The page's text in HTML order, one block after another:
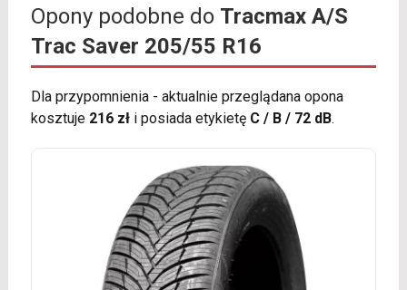
Opony podobne do Tracmax A/S
Trac Saver 205/55 R16
Dla przypomnienia - aktualnie przeglądana opona
kosztuje 216 złi posiada etykietę C / B / 72 dB.